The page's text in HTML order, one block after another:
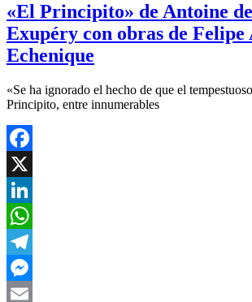
«El Principito» de Antoine
Exupéry con obras de
Echenique
«Se ha ignorado el hecho de que el
Principito, entre innumerables
Facebook
X
LinkedIn
WhatsApp
Telegram
Messenger